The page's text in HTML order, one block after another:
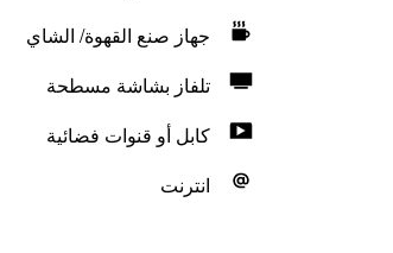
جهاز صنع القهوة/ الشاي
تلفاز بشاشة مسطحة
كابل أو قنوات فضائية
انترنت